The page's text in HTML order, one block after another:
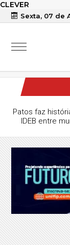
CLEVER
Sexta, 07 de
Patos faz
IDEB entre